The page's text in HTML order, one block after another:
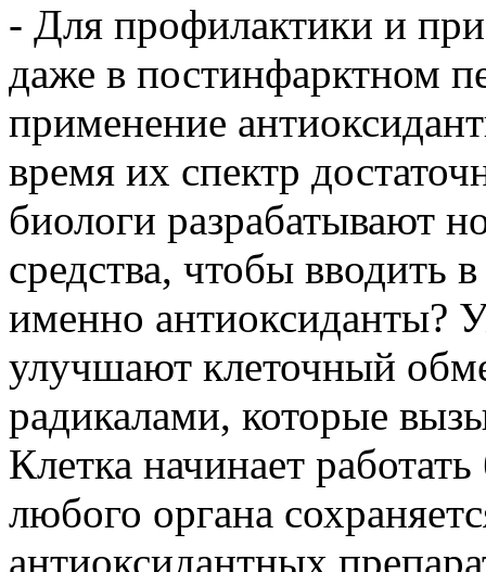
- Для профилактики и
даже в постинфарктном
применение
время их спектр
биологи разрабатывают
средства, чтобы вводить
именно антиоксиданты?
улучшают клеточный
радикалами, которые
Клетка начинает
любого органа
антиоксидантных